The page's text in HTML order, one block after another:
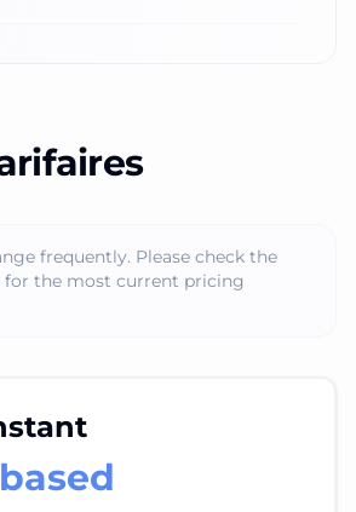
frequently. Please check the
for the most current pricing